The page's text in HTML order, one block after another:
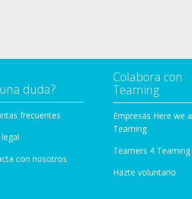
duda?
frecuentes
con nosotros
Colabora con
Teaming
Empresas Here we
Teaming
Teamers 4 Teaming
Hazte voluntario